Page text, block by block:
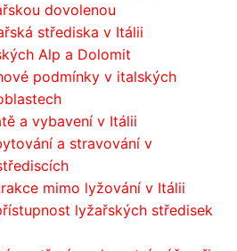
dovolenou
střediska v Itálii
Alp a Dolomit
podmínky v italských
a vybavení v Itálii
a stravování v
mimo lyžování v Itálii
lyžařských středisek